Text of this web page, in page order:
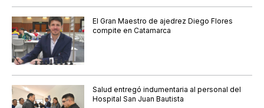
El Gran Maestro de ajedrez Diego Flores
compite en Catamarca
Salud entregó indumentaria al personal del
Hospital San Juan Bautista